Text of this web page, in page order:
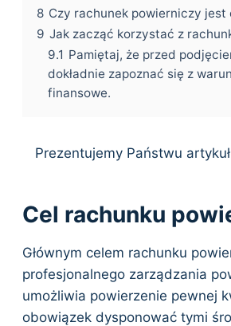
8 Czy rachunek powierniczy jest
9 Jak zacząć korzystać z
9.1 Pamiętaj, że przed
dokładnie zapoznać się z
finansowe.
Prezentujemy Państwu
Cel rachunku
Głównym celem rachunku
profesjonalnego zarządzania
umożliwia powierzenie pewnej
obowiązek dysponować tymi